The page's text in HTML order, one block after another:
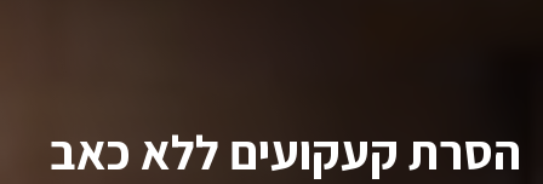
הסרת קעקועים ללא כאב